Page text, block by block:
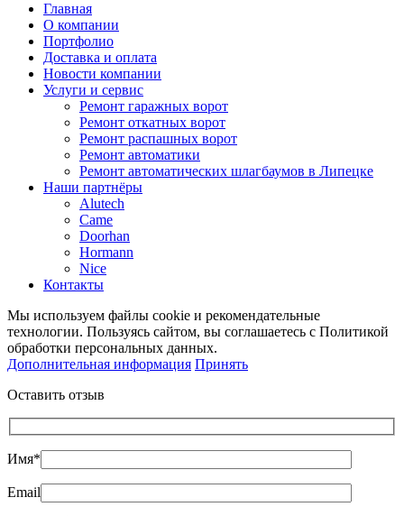
Главная
О компании
Портфолио
Доставка и оплата
Новости компании
Услуги и сервис
Ремонт гаражных ворот
Ремонт откатных ворот
Ремонт распашных ворот
Ремонт автоматики
Ремонт автоматических шлагбаумов в Липецке
Наши партнёры
Alutech
Came
Doorhan
Hormann
Nice
Контакты
Мы используем файлы cookie и рекомендательные
технологии. Пользуясь сайтом, вы соглашаетесь с Политикой
обработки персональных данных.
Дополнительная информация Принять
Оставить отзыв
Имя*
Email